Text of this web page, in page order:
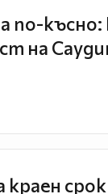
по-късно:
на
краен